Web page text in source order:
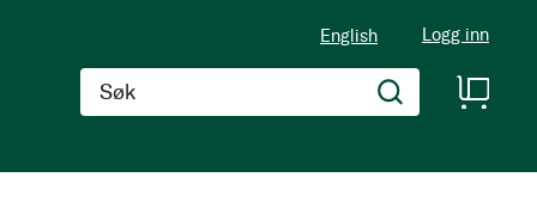
English Logg inn
Søk